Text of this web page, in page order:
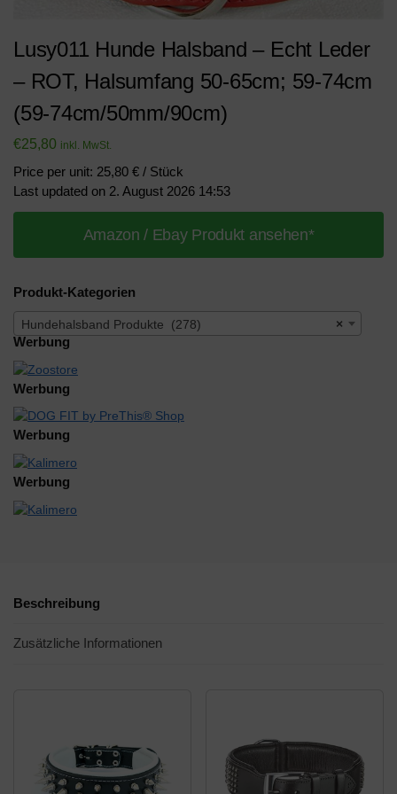
Lusy011 Hunde Halsband – Echt Leder
– ROT, Halsumfang 50-65cm; 59-74cm
(59-74cm/50mm/90cm)
€25,80 inkl. MwSt.
Price per unit: 25,80 € / Stück
Last updated on 2. August 2026 14:53
Amazon / Ebay Produkt ansehen*
Produkt-Kategorien
×
Hundehalsband Produkte (278)
Werbung
Werbung
Werbung
Werbung
Beschreibung
Zusätzliche Informationen